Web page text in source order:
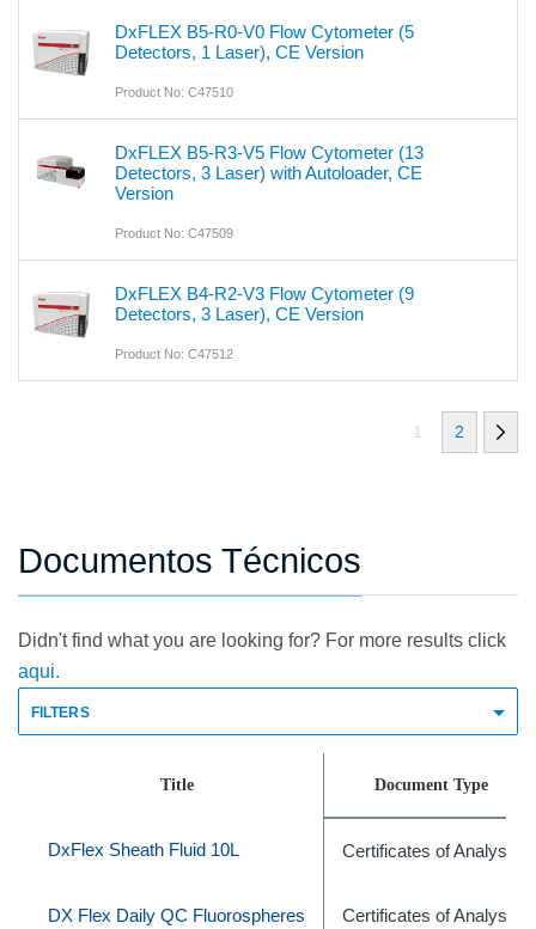
DxFLEX B5-R0-V0 Flow Cytometer (5
Detectors, 1 Laser), CE Version
Product No: C47510
DxFLEX B5-R3-V5 Flow Cytometer (13
Detectors, 3 Laser) with Autoloader, CE
Version
Product No: C47509
DxFLEX B4-R2-V3 Flow Cytometer (9
Detectors, 3 Laser), CE Version
Product No: C47512
1 2
Documentos Técnicos
Didn't find what you are looking for? For more results click
aqui.
FILTERS
Title Document Type
DxFlex Sheath Fluid 10L Certificates of Analysis
DX Flex Daily QC Fluorospheres Certificates of Analysis